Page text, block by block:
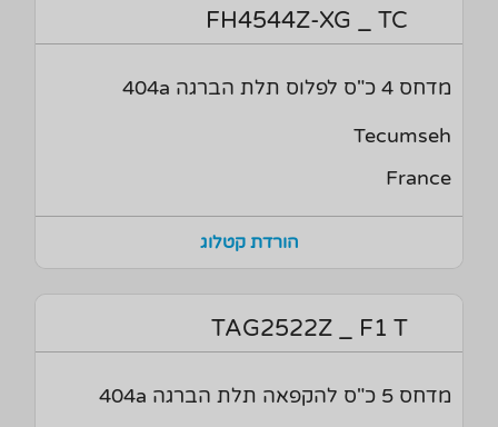
FH4544Z-XG _ TC
מדחס 4 כ"ס לפלוס תלת הברגה 404a
Tecumseh
France
הורדת קטלוג
TAG2522Z _ F1 T
מדחס 5 כ"ס להקפאה תלת הברגה 404a